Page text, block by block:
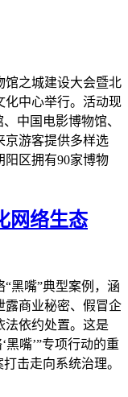
馆之城建设大会暨北
化中心举行。活动现
中国电影博物馆、
京游客提供多样选
阳区拥有90家博物
网络生态
黑嘴”典型案例，涵
露商业秘密、假冒企
法依约处置。这是
嘴’”专项行动的重
击走向系统治理。